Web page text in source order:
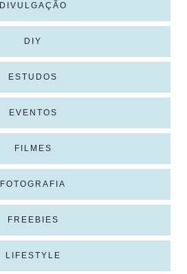
DIVULGAÇÃO
DIY
ESTUDOS
EVENTOS
FILMES
FOTOGRAFIA
FREEBIES
LIFESTYLE